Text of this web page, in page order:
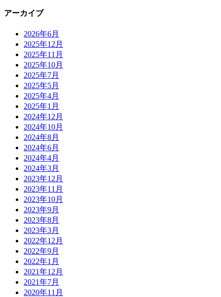
アーカイブ
2026年6月
2025年12月
2025年11月
2025年10月
2025年7月
2025年5月
2025年4月
2025年1月
2024年12月
2024年10月
2024年8月
2024年6月
2024年4月
2024年3月
2023年12月
2023年11月
2023年10月
2023年9月
2023年8月
2023年3月
2022年12月
2022年9月
2022年1月
2021年12月
2021年7月
2020年11月